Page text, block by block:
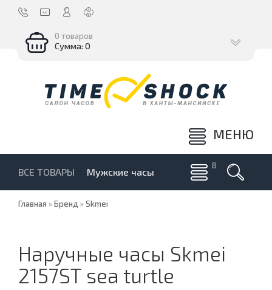
0 товаров
Сумма: 0
МЕНЮ
ВСЕ ТОВАРЫ Мужские часы
Главная »Бренд »Skmei
Наручные часы Skmei
2157ST sea turtle